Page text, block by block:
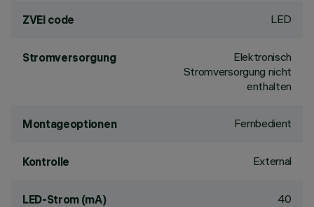
ZVEI code LED
Stromversorgung
Elektronisch
Stromversorgung nicht
enthalten
Montageoptionen Fernbedient
Kontrolle External
LED-Strom (mA) 40